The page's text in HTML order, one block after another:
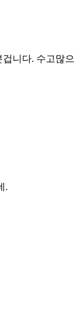
니다. 수고많으
.